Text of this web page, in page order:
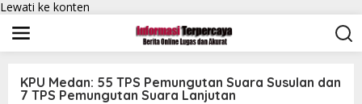
Lewati ke konten
KPU Medan: 55 TPS Pemungutan Suara Susulan dan
7 TPS Pemungutan Suara Lanjutan